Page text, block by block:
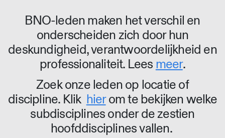
BNO-leden maken het verschil en
onderscheiden zich door hun
deskundigheid, verantwoordelijkheid en
professionaliteit. Lees meer.
Zoek onze leden op locatie of
discipline. Klik hierom te bekijken welke
subdisciplines onder de zestien
hoofddisciplines vallen.